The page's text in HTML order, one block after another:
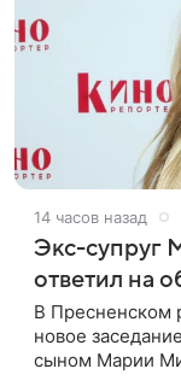
14 часов назад
Экс-супруг
ответил на
В Пресненском
новое
сыном Марии